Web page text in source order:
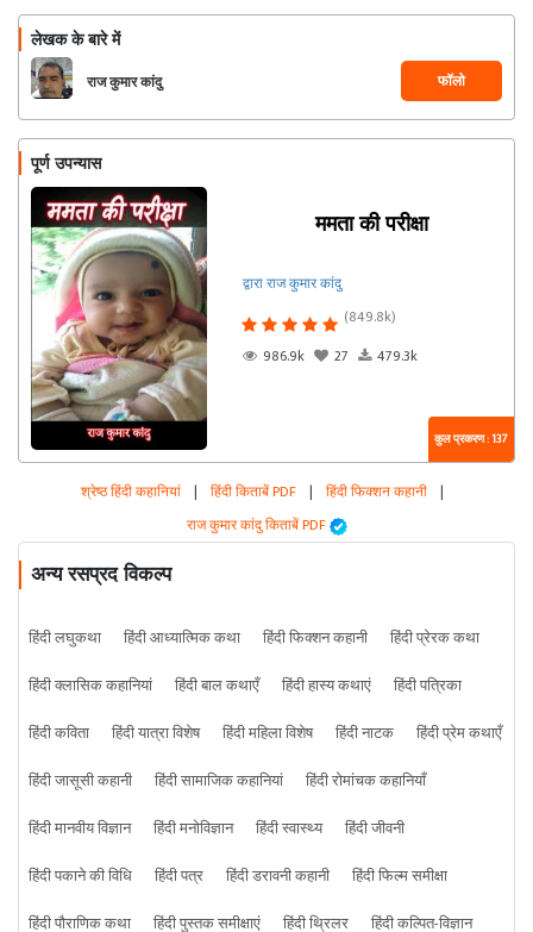
लेखक के बारे में
राज कुमार कांदु फॉलो
पूर्ण उपन्यास
ममता की परीक्षा
द्वारा राज कुमार कांदु
(849.8k)
986.9k
27 479.3k
कुल प्रकरण : 137
श्रेष्ठ हिंदी कहानियां | हिंदी किताबें PDF | हिंदी फिक्शन कहानी |
राज कुमार कांदु किताबें PDF
अन्य रसप्रद विकल्प
हिंदी लघुकथा हिंदी आध्यात्मिक कथा हिंदी फिक्शन कहानी
हिंदी प्रेरक कथा
हिंदी क्लासिक कहानियां
हिंदी बाल कथाएँ हिंदी हास्य कथाएं
हिंदी पत्रिका
हिंदी कविता
हिंदी यात्रा विशेष हिंदी महिला विशेष हिंदी नाटक
हिंदी प्रेम कथाएँ
हिंदी जासूसी कहानी
हिंदी सामाजिक कहानियां
हिंदी रोमांचक कहानियाँ
हिंदी मानवीय विज्ञान
हिंदी मनोविज्ञान हिंदी स्वास्थ्य
हिंदी जीवनी
हिंदी पकाने की विधि
हिंदी पत्र हिंदी डरावनी कहानी
हिंदी फिल्म समीक्षा
हिंदी पौराणिक कथा
हिंदी पुस्तक समीक्षाएं हिंदी थ्रिलर हिंदी कल्पित-विज्ञान